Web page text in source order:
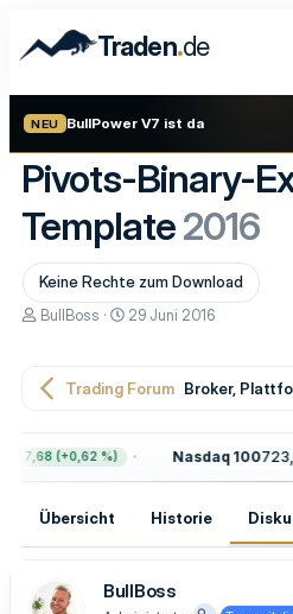
Traden.de
NEU BullPower V7 ist da
Pivots-Binary-
Template2016
Keine Rechte zum Download
E
e
e
r
BullBoss
E
e
m
29 Juni 2016
Trading Forum Broker,
(+0,62 %) Nasdaq 100
Übersicht Historie
BullBoss